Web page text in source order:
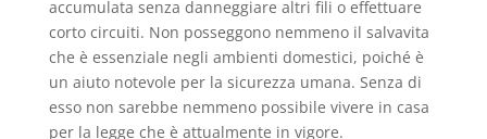
accumulata senza danneggiare altri fili o effettuare
corto circuiti. Non posseggono nemmeno il salvavita
che è essenziale negli ambienti domestici, poiché è
un aiuto notevole per la sicurezza umana. Senza di
esso non sarebbe nemmeno possibile vivere in casa
per la legge che è attualmente in vigore.